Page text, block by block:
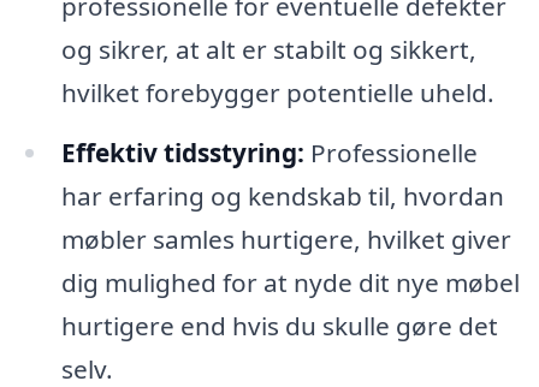
og sikrer, at alt er stabilt og sikkert,
hvilket forebygger potentielle uheld.
Effektiv tidsstyring: Professionelle
har erfaring og kendskab til, hvordan
møbler samles hurtigere, hvilket giver
dig mulighed for at nyde dit nye møbel
hurtigere end hvis du skulle gøre det
selv.